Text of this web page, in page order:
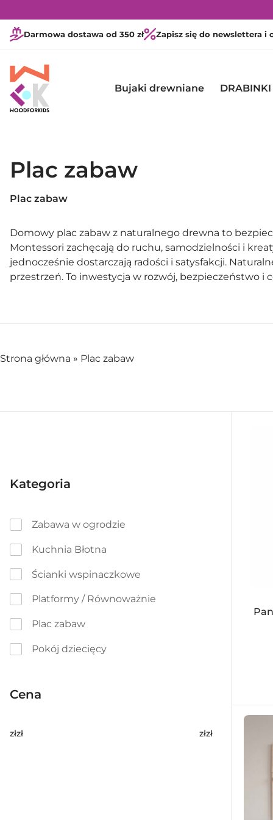
Darmowa dostawa od 350 zł Zapisz się do newslettera i
Bujaki drewniane
Plac zabaw
Plac zabaw
Domowy plac zabaw z naturalnego drewna to
Montessori zachęcają do ruchu, samodzielności i
jednocześnie dostarczają radości i satysfakcji.
przestrzeń. To inwestycja w rozwój, bezpieczeństwo i
Strona główna » Plac zabaw
Kategoria
Zabawa w ogrodzie
Kuchnia Błotna
Ścianki wspinaczkowe
Platformy / Równoważnie
Plac zabaw
Pokój dziecięcy
Cena
złzł złzł